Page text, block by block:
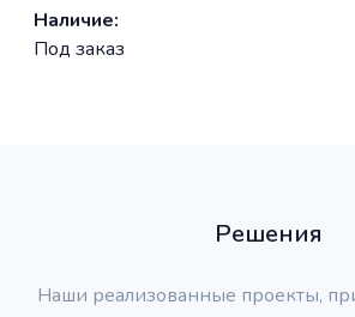
Наличие:
Под заказ
Решения
Наши реализованные проекты,